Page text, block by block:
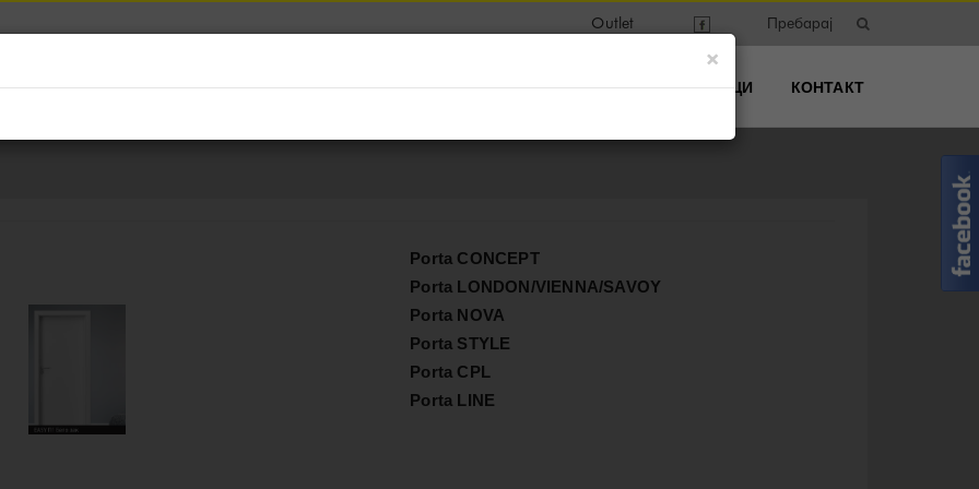
Outlet
Search
for:
ПОЧЕТНА ПРОДАЖНА ПРОГРАМА ЗА НАС РЕФЕРЕНЦИ КОНТАКТ
Porta CONCEPT
Porta LONDON/VIENNA/SAVOY
Porta NOVA
Porta STYLE
Porta CPL
Porta LINE
×